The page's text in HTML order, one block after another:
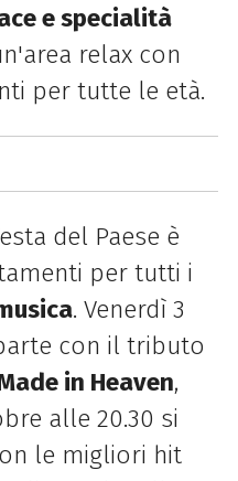
e specialità
relax con
per tutte le età.
del Paese è
per tutti i
. Venerdì 3
con il tributo
in Heaven,
alle 20.30 si
le migliori hit